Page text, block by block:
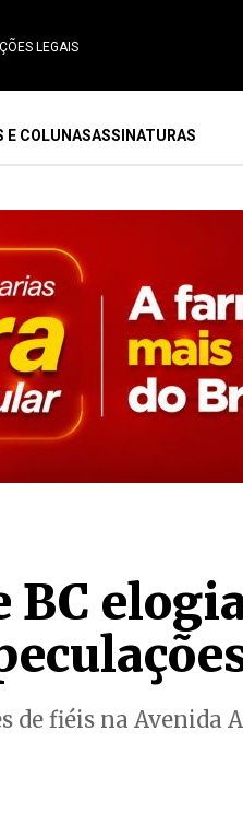
LEGAIS
E COLUNASASSINATURAS
BC
de fiéis na Avenida